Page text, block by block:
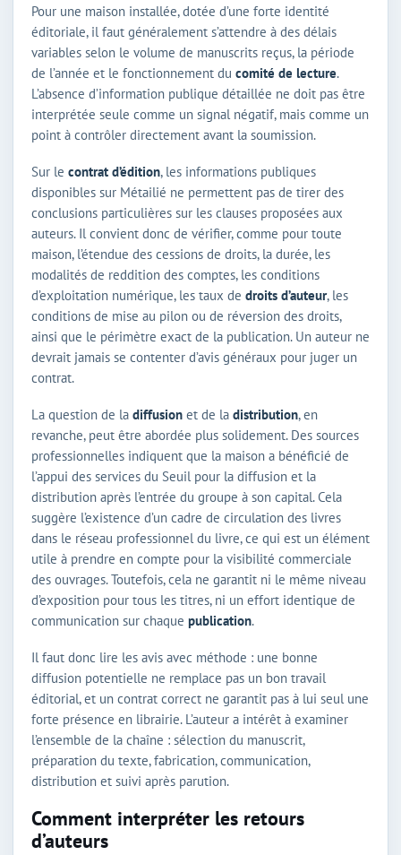
Pour une maison installée, dotée d’une forte identité
éditoriale, il faut généralement s’attendre à des délais
variables selon le volume de manuscrits reçus, la période
de l’année et le fonctionnement du comité de lecture.
L’absence d’information publique détaillée ne doit pas être
interprétée seule comme un signal négatif, mais comme un
point à contrôler directement avant la soumission.
Sur le contrat d’édition, les informations publiques
disponibles sur Métailié ne permettent pas de tirer des
conclusions particulières sur les clauses proposées aux
auteurs. Il convient donc de vérifier, comme pour toute
maison, l’étendue des cessions de droits, la durée, les
modalités de reddition des comptes, les conditions
d’exploitation numérique, les taux de droits d’auteur, les
conditions de mise au pilon ou de réversion des droits,
ainsi que le périmètre exact de la publication. Un auteur ne
devrait jamais se contenter d’avis généraux pour juger un
contrat.
La question de la diffusion et de la distribution, en
revanche, peut être abordée plus solidement. Des sources
professionnelles indiquent que la maison a bénéficié de
l’appui des services du Seuil pour la diffusion et la
distribution après l’entrée du groupe à son capital. Cela
suggère l’existence d’un cadre de circulation des livres
dans le réseau professionnel du livre, ce qui est un élément
utile à prendre en compte pour la visibilité commerciale
des ouvrages. Toutefois, cela ne garantit ni le même niveau
d’exposition pour tous les titres, ni un effort identique de
communication sur chaque publication.
Il faut donc lire les avis avec méthode : une bonne
diffusion potentielle ne remplace pas un bon travail
éditorial, et un contrat correct ne garantit pas à lui seul une
forte présence en librairie. L’auteur a intérêt à examiner
l’ensemble de la chaîne : sélection du manuscrit,
préparation du texte, fabrication, communication,
distribution et suivi après parution.
Comment interpréter les retours
d’auteurs